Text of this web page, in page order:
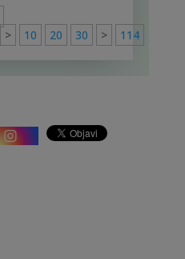
> 10 20 30 > 114